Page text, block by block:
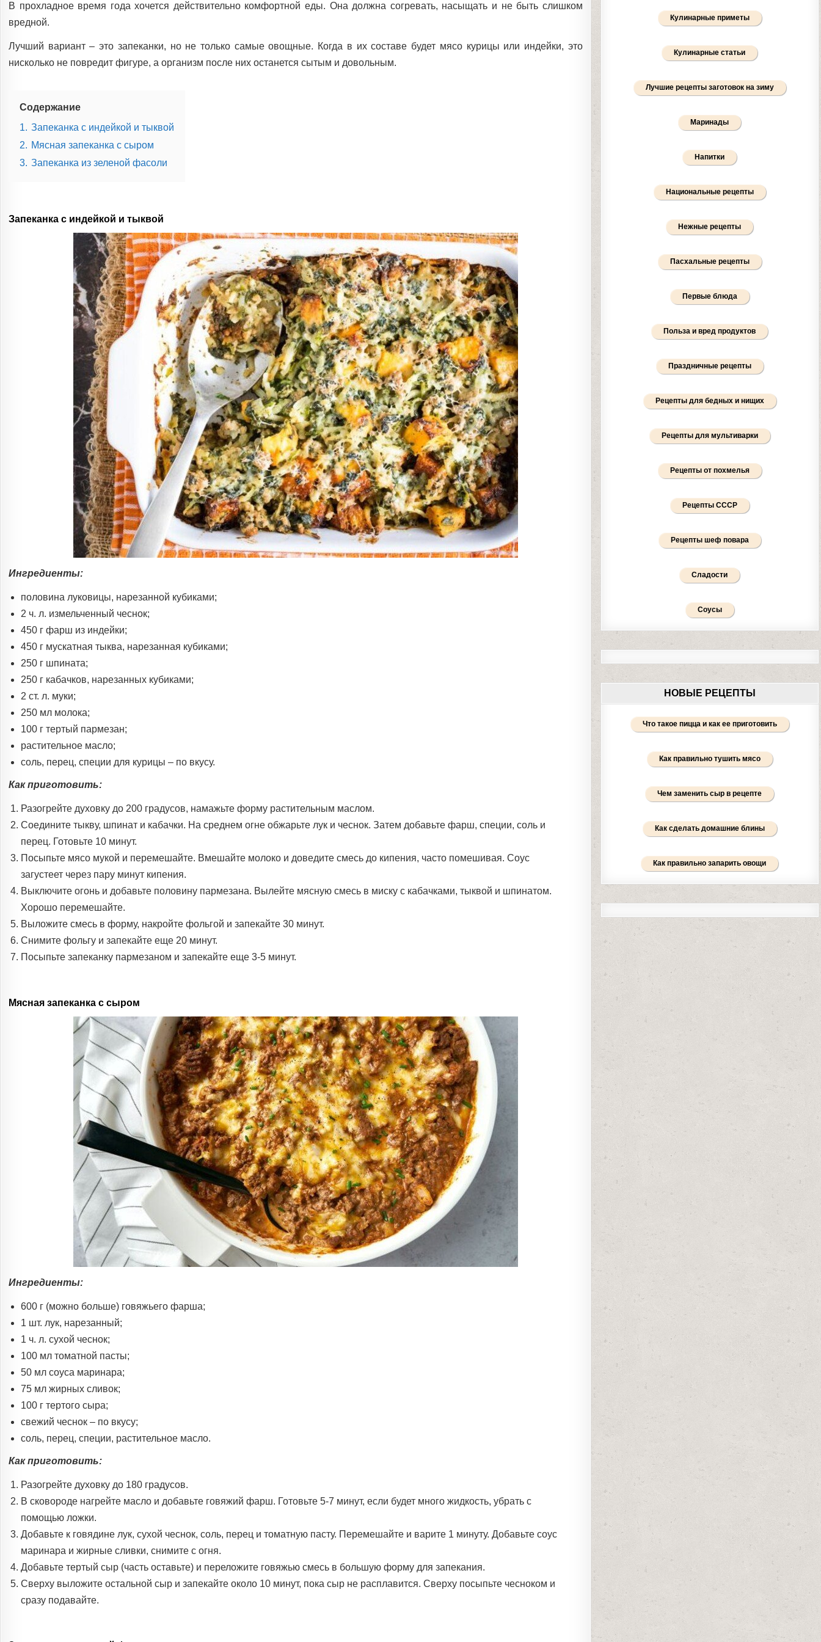
В прохладное время года хочется действительно комфортной еды. Она должна согревать, насыщать и не быть слишком
вредной.
Лучший вариант – это запеканки, но не только самые овощные. Когда в их составе будет мясо курицы или индейки, это
нисколько не повредит фигуре, а организм после них останется сытым и довольным.
Содержание
1. Запеканка с индейкой и тыквой
2. Мясная запеканка с сыром
3. Запеканка из зеленой фасоли
Запеканка с индейкой и тыквой
Ингредиенты:
половина луковицы, нарезанной кубиками;
2 ч. л. измельченный чеснок;
450 г фарш из индейки;
450 г мускатная тыква, нарезанная кубиками;
250 г шпината;
250 г кабачков, нарезанных кубиками;
2 ст. л. муки;
250 мл молока;
100 г тертый пармезан;
растительное масло;
соль, перец, специи для курицы – по вкусу.
Как приготовить:
Разогрейте духовку до 200 градусов, намажьте форму растительным маслом.
Соедините тыкву, шпинат и кабачки. На среднем огне обжарьте лук и чеснок. Затем добавьте фарш, специи, соль и
перец. Готовьте 10 минут.
Посыпьте мясо мукой и перемешайте. Вмешайте молоко и доведите смесь до кипения, часто помешивая. Соус
загустеет через пару минут кипения.
Выключите огонь и добавьте половину пармезана. Вылейте мясную смесь в миску с кабачками, тыквой и шпинатом.
Хорошо перемешайте.
Выложите смесь в форму, накройте фольгой и запекайте 30 минут.
Снимите фольгу и запекайте еще 20 минут.
Посыпьте запеканку пармезаном и запекайте еще 3-5 минут.
Мясная запеканка с сыром
Ингредиенты:
600 г (можно больше) говяжьего фарша;
1 шт. лук, нарезанный;
1 ч. л. сухой чеснок;
100 мл томатной пасты;
50 мл соуса маринара;
75 мл жирных сливок;
100 г тертого сыра;
свежий чеснок – по вкусу;
соль, перец, специи, растительное масло.
Как приготовить:
Разогрейте духовку до 180 градусов.
В сковороде нагрейте масло и добавьте говяжий фарш. Готовьте 5-7 минут, если будет много жидкость, убрать с
помощью ложки.
Добавьте к говядине лук, сухой чеснок, соль, перец и томатную пасту. Перемешайте и варите 1 минуту. Добавьте соус
маринара и жирные сливки, снимите с огня.
Добавьте тертый сыр (часть оставьте) и переложите говяжью смесь в большую форму для запекания.
Сверху выложите остальной сыр и запекайте около 10 минут, пока сыр не расплавится. Сверху посыпьте чесноком и
сразу подавайте.
Кулинарные приметы
Кулинарные статьи
Лучшие рецепты заготовок на зиму
Маринады
Напитки
Национальные рецепты
Нежные рецепты
Пасхальные рецепты
Первые блюда
Польза и вред продуктов
Праздничные рецепты
Рецепты для бедных и нищих
Рецепты для мультиварки
Рецепты от похмелья
Рецепты СССР
Рецепты шеф повара
Сладости
Соусы
НОВЫЕ РЕЦЕПТЫ
Что такое пицца и как ее приготовить
Как правильно тушить мясо
Чем заменить сыр в рецепте
Как сделать домашние блины
Как правильно запарить овощи